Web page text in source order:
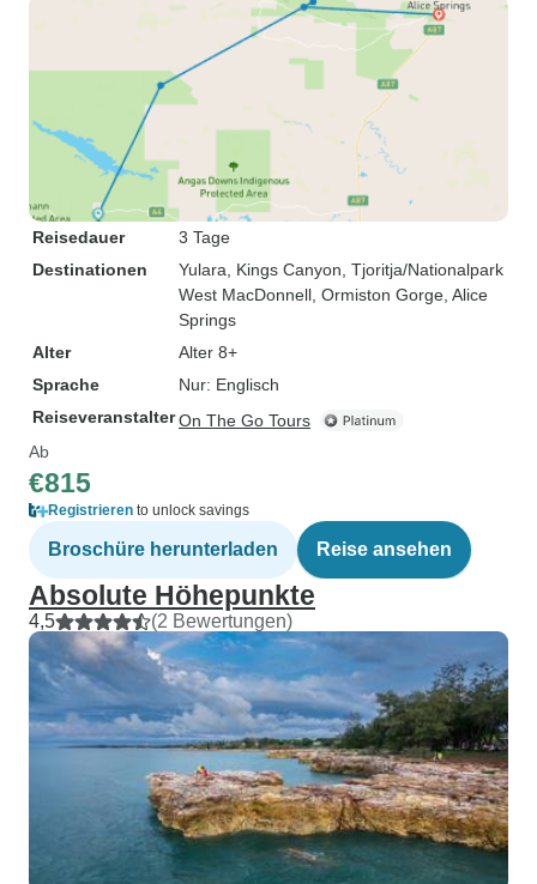
Reisedauer
3 Tage
Destinationen
Yulara , Kings Canyon , Tjoritja/Nationalpark
West MacDonnell , Ormiston Gorge , Alice
Springs
Alter
Alter 8+
Sprache
Nur: Englisch
ReiseveranstalterOn The Go Tours
Ab
€815
Registrieren to unlock savings
Broschüre herunterladen Reise ansehen
Absolute Höhepunkte
4,5 (2 Bewertungen)